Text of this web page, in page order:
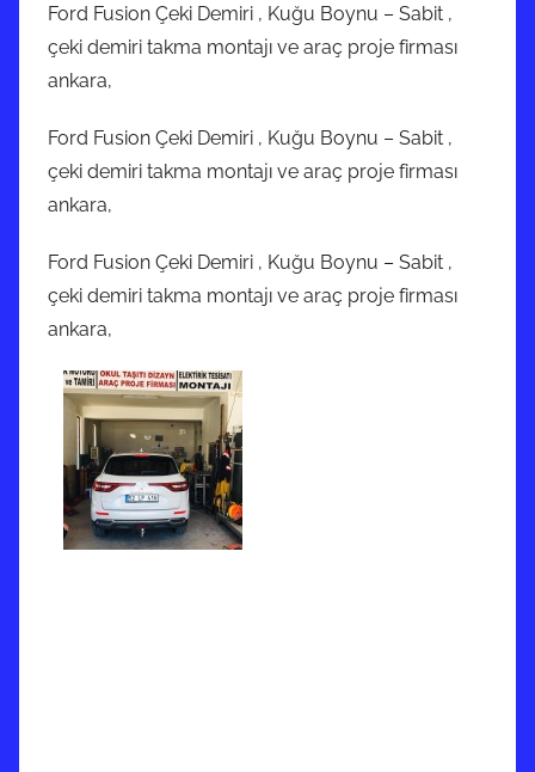
Ford Fusion Çeki Demiri , Kuğu Boynu – Sabit ,
çeki demiri takma montajı ve araç proje firması
ankara,
Ford Fusion Çeki Demiri , Kuğu Boynu – Sabit ,
çeki demiri takma montajı ve araç proje firması
ankara,
Ford Fusion Çeki Demiri , Kuğu Boynu – Sabit ,
çeki demiri takma montajı ve araç proje firması
ankara,